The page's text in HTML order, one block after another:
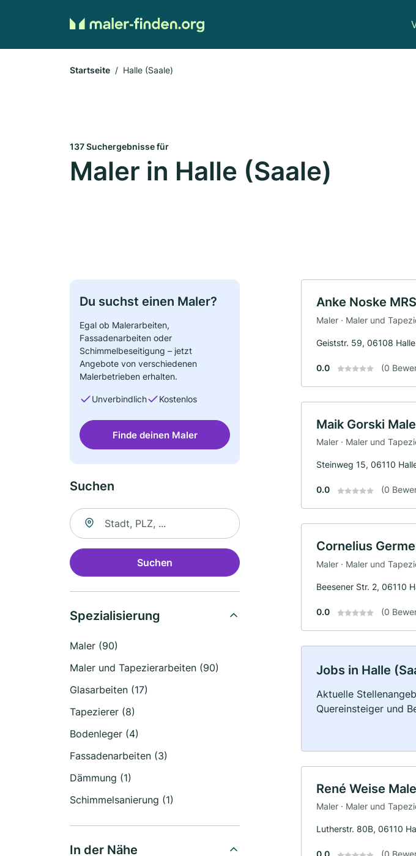
Startseite Halle (Saale)
137 Suchergebnisse für
Maler in Halle (Saale)
Du suchst einen Maler?
Egal ob Malerarbeiten,
Fassadenarbeiten oder
Schimmelbeseitigung – jetzt
Angebote von verschiedenen
Malerbetrieben erhalten.
Unverbindlich Kostenlos
Finde deinen Maler
Suchen
Suche nach Ort
Suchen
Spezialisierung
Maler (90)
Maler und Tapezierarbeiten (90)
Glasarbeiten (17)
Tapezierer (8)
Bodenleger (4)
Fassadenarbeiten (3)
Dämmung (1)
Schimmelsanierung (1)
In der Nähe
Anke Noske
Maler · Maler und
Geiststr. 59, 06108 Halle
0.0 (0
Maik Gorski
Maler · Maler und
Steinweg 15, 06110
0.0 (0
Cornelius
Maler · Maler und
Beesener Str. 2, 06110
0.0 (0
Jobs in Halle
Aktuelle
Quereinsteiger und
René Weise
Maler · Maler und
Lutherstr. 80B, 06110